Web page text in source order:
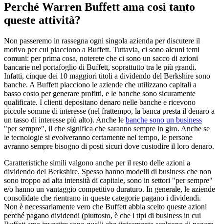
Perché Warren Buffett ama così tanto
queste attività?
Non passeremo in rassegna ogni singola azienda per discutere il
motivo per cui piacciono a Buffett. Tuttavia, ci sono alcuni temi
comuni: per prima cosa, noterete che ci sono un sacco di azioni
bancarie nel portafoglio di Buffett, soprattutto tra le più grandi.
Infatti, cinque dei 10 maggiori titoli a dividendo del Berkshire sono
banche. A Buffett piacciono le aziende che utilizzano capitali a
basso costo per generare profitti, e le banche sono sicuramente
qualificate. I clienti depositano denaro nelle banche e ricevono
piccole somme di interesse (nel frattempo, la banca presta il denaro a
un tasso di interesse più alto). Anche le banche sono un business
"per sempre", il che significa che saranno sempre in giro. Anche se
le tecnologie si evolveranno certamente nel tempo, le persone
avranno sempre bisogno di posti sicuri dove custodire il loro denaro.
Caratteristiche simili valgono anche per il resto delle azioni a
dividendo del Berkshire. Spesso hanno modelli di business che non
sono troppo ad alta intensità di capitale, sono in settori "per sempre"
e/o hanno un vantaggio competitivo duraturo. In generale, le aziende
consolidate che rientrano in queste categorie pagano i dividendi.
Non è necessariamente vero che Buffett abbia scelto queste azioni
perché pagano dividendi (piuttosto, è che i tipi di business in cui